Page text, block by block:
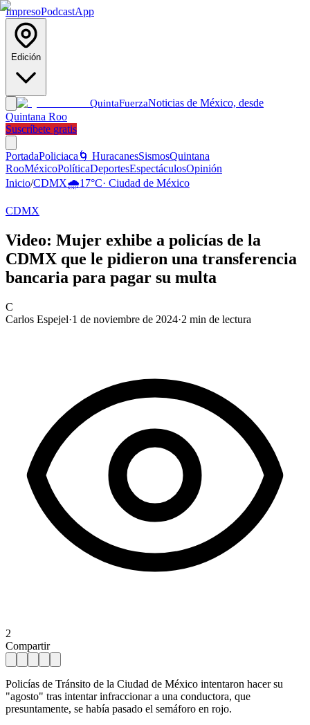
ImpresoPodcastApp
Edición
QuintaFuerzaNoticias de México, desde
Quintana Roo
Suscríbete gratis
PortadaPoliciaca 🌀 HuracanesSismosQuintana
RooMéxicoPolíticaDeportesEspectáculosOpinión
Inicio/CDMX🌧️17°C· Ciudad de México
CDMX
Video: Mujer exhibe a policías de la
CDMX que le pidieron una transferencia
bancaria para pagar su multa
C
Carlos Espejel·1 de noviembre de 2024·2 min de lectura
2
Compartir
Policías de Tránsito de la Ciudad de México intentaron hacer su
"agosto" tras intentar infraccionar a una conductora, que
presuntamente, se había pasado el semáforo en rojo.